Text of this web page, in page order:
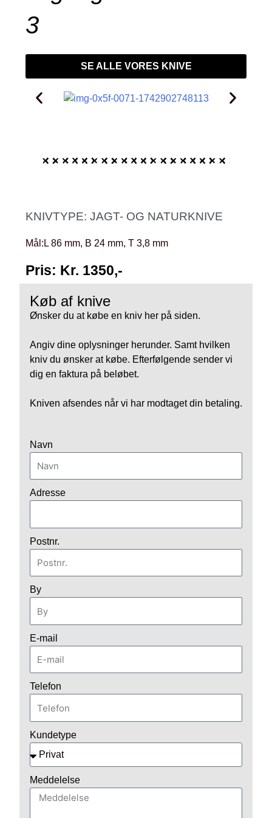
3
SE ALLE VORES KNIVE
KNIVTYPE: JAGT- OG NATURKNIVE
Mål:L 86 mm, B 24 mm, T 3,8 mm
Pris: Kr. 1350,-
Køb af knive
Ønsker du at købe en kniv her på siden.
Angiv dine oplysninger herunder. Samt hvilken
kniv du ønsker at købe. Efterfølgende sender vi
dig en faktura på beløbet.
Kniven afsendes når vi har modtaget din betaling.
Navn
Adresse
Postnr.
By
E-mail
Telefon
Kundetype
Meddelelse